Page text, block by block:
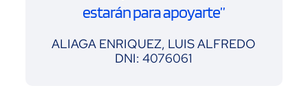
estarán para apoyarte”
ALIAGA ENRIQUEZ, LUIS ALFREDO
DNI: 4076061